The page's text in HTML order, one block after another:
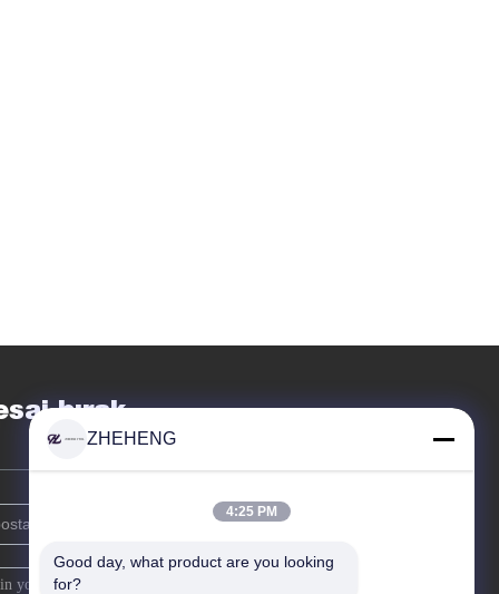
bırak
ZHEHENG
4:25 PM
Good day, what product are you looking
for?